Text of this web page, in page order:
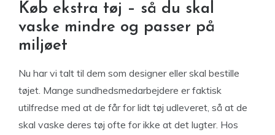
Køb ekstra tøj – så du skal
vaske mindre og passer på
miljøet
Nu har vi talt til dem som designer eller skal bestille
tøjet. Mange sundhedsmedarbejdere er faktisk
utilfredse med at de får for lidt tøj udleveret, så at de
skal vaske deres tøj ofte for ikke at det lugter. Hos